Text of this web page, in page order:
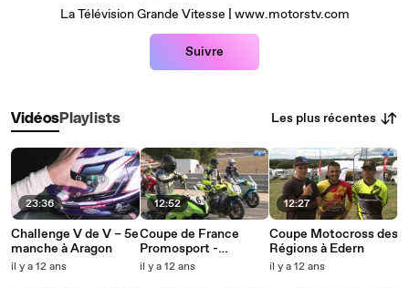
La Télévision Grande Vitesse | www.motorstv.com
Suivre
VidéosPlaylists Les plus récentes
23:36
Challenge V de V – 5e
manche à Aragon
il y a 12 ans
12:52
Coupe de France
Promosport -
Ledenon: finale
il y a 12 ans
12:27
Coupe Motocross des
Régions à Edern
il y a 12 ans